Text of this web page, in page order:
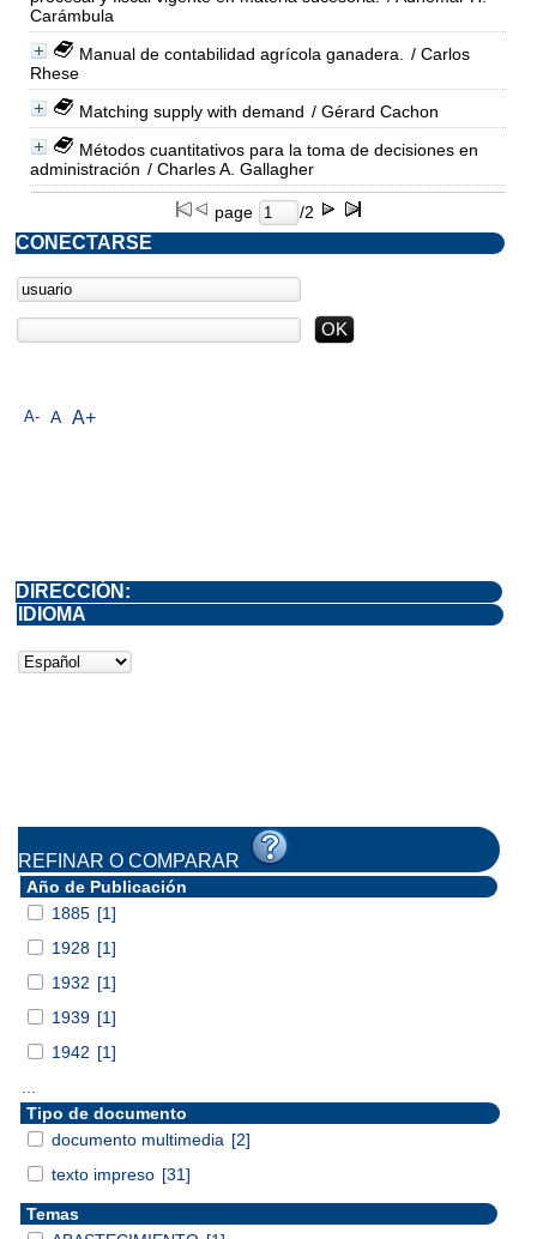
Carámbula
Manual de contabilidad agrícola ganadera.
/ Carlos
Rhese
Matching supply with demand / Gérard Cachon
Métodos cuantitativos para la toma de decisiones en
administración / Charles A. Gallagher
page /2
A- A A+
CONECTARSE
DIRECCIÓN:
IDIOMA
REFINAR O COMPARAR
Año de Publicación
1885 [1]
1928 [1]
1932 [1]
1939 [1]
1942 [1]
Tipo de documento
documento multimedia [2]
texto impreso [31]
Temas